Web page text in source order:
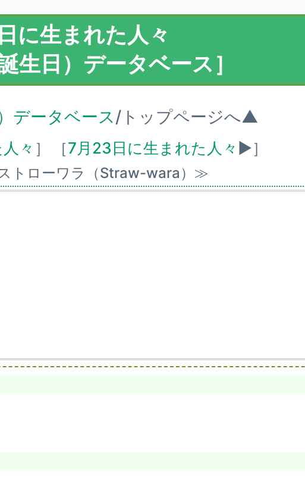
に生まれた人々
生日）データベース］
データベース/トップページへ▲
々 ］ ［7月23日に生まれた人々 ▶］
トローワラ（Straw-wara）≫